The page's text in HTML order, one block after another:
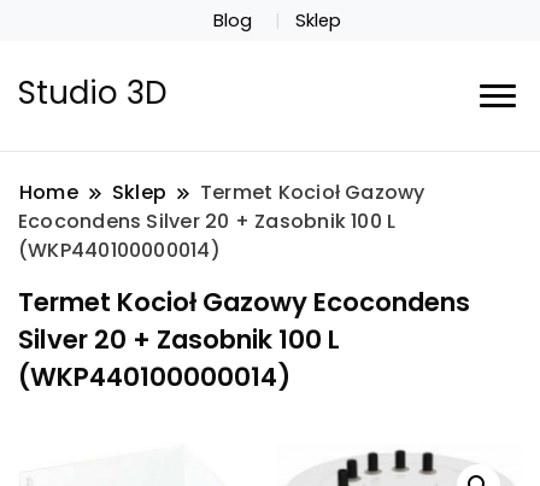
Blog Sklep
Studio 3D
Home Sklep
Termet Kocioł Gazowy
Ecocondens Silver 20 + Zasobnik 100 L
(WKP440100000014)
Termet Kocioł Gazowy Ecocondens
Silver 20 + Zasobnik 100 L
(WKP440100000014)